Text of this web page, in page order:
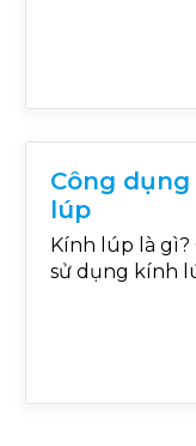
Công
lúp
Kính lúp là gì?
sử dụng kính